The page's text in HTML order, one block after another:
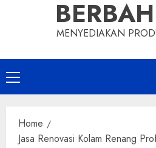
MENYEDIAKAN
Primary
Menu
Home
Jasa Renovasi Kolam Renang